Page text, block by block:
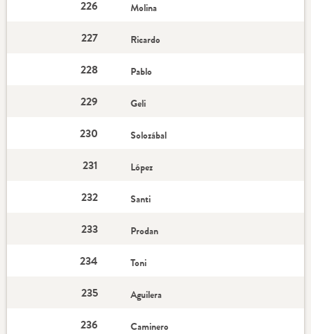
226 Molina
227 Ricardo
228 Pablo
229 Geli
230 Solozábal
231 López
232 Santi
233 Prodan
234 Toni
235 Aguilera
236 Caminero